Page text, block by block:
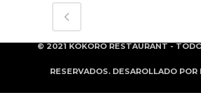
© 2021 KOKORO RESTAURANT -
RESERVADOS. DESAROLLADO POR